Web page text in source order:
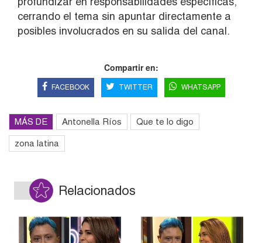
cerrando el tema sin apuntar directamente a
posibles involucrados en su salida del canal.
Compartir en:
FACEBOOK TWITTER WHATSAPP
MÁS DE Antonella Ríos Que te lo digo
zona latina
Relacionados